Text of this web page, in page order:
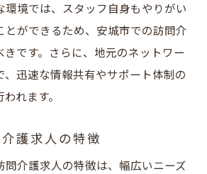
援制度のメリット
資格取得支援プログラム
ップに役立つ訪問介護の資格
キャリア構築のステップ
性と安城市訪問介護求人の今
環境では、スタッフ自身もやりがい
とができるため、安城市での訪問介
きです。さらに、地元のネットワー
、迅速な情報共有やサポート体制の
れます。
護求人の特徴
問介護求人の特徴は、幅広いニーズ